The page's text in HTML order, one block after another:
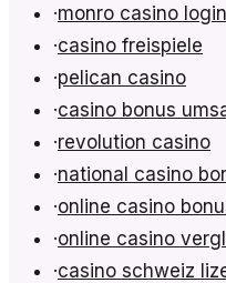
·monro casino login
·casino freispiele
·pelican casino
·casino bonus
·revolution casino
·national casino
·online casino
·online casino
·casino schweiz